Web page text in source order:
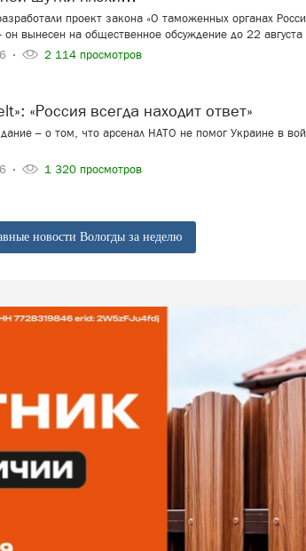
проект закона «О таможенных органах
он вынесен на общественное обсуждение до 22 августа
2 114 просмотров
«Россия всегда находит ответ»
– о том, что арсенал НАТО не помог Украине в
1 320 просмотров
новости Вологды за неделю